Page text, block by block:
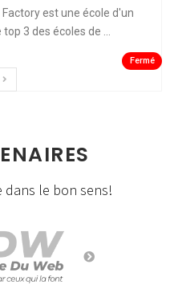
Factory est une école d'un
3 des écoles de ...
Fermé
dans le bon sens!